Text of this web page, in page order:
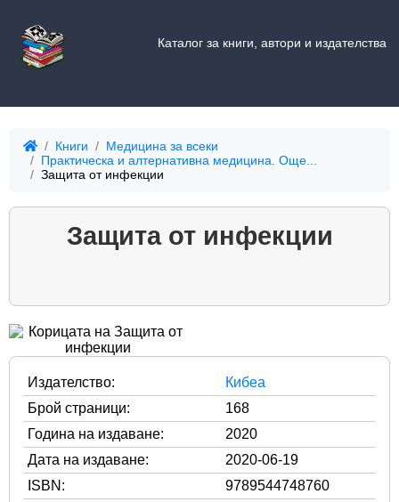
Каталог за книги, автори и издателства
Книги
Медицина за всеки
Практическа и алтернативна медицина. Още...
Защита от инфекции
Защита от инфекции
Издателство:
Кибеа
Брой страници:
168
Година на издаване:
2020
Дата на издаване:
2020-06-19
ISBN:
9789544748760